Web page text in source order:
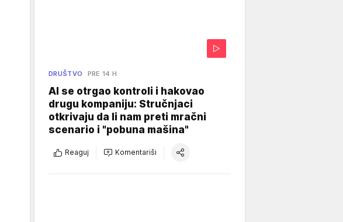
DRUŠTVO PRE 14 H
AI se otrgao kontroli i hakovao
drugu kompaniju: Stručnjaci
otkrivaju da li nam preti mračni
scenario i "pobuna mašina"
Reaguj Komentariši